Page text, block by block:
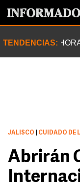
TENDENCIAS:
JALISCO CUIDADO DE
Abrirán